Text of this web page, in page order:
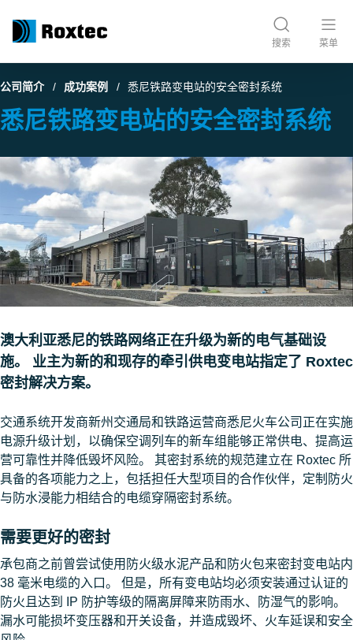
搜索 菜单
公司简介 成功案例 悉尼铁路变电站的安全密封系统
悉尼铁路变电站的安全密封系统
澳大利亚悉尼的铁路网络正在升级为新的电气基础设
施。 业主为新的和现存的牵引供电变电站指定了 Roxtec
密封解决方案。
交通系统开发商新州交通局和铁路运营商悉尼火车公司正在实施
电源升级计划，以确保空调列车的新车组能够正常供电、提高运
营可靠性并降低毁坏风险。 其密封系统的规范建立在​ Roxtec 所
具备的各项能力之上，包括担任大型项目的合作伙伴，定制防火
与防水浸能力相结合的电缆穿隔密封系统。
需要更好的密封​
承包商之前曾尝试使用防火级水泥产品和防火包来密封变电站内
38 毫米电缆的入口。 但是，所有​变电站均必须安装通过认证的
防火且达到 IP 防护等级的隔离屏障来防雨水、防湿气的影响。
漏水可能损坏变压器和开关设备，并造成毁坏、火车延误和安全